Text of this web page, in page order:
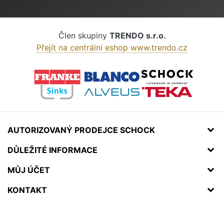
Člen skupiny TRENDO s.r.o.
Přejít na centrální eshop www.trendo.cz
AUTORIZOVANÝ PRODEJCE SCHOCK
DŮLEŽITÉ INFORMACE
MŮJ ÚČET
KONTAKT